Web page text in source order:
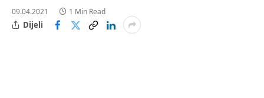
09.04.2021 1 Min Read
Dijeli